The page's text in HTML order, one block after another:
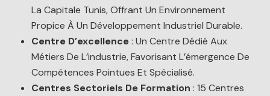
La Capitale Tunis, Offrant Un Environnement
Propice À Un Développement Industriel Durable.
Centre D’excellence: Un Centre Dédié Aux
Métiers De L’industrie, Favorisant L’émergence De
Compétences Pointues Et Spécialisé.
Centres Sectoriels De Formation : 15 Centres